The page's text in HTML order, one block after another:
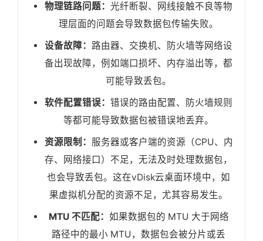
物理链路问题： 光纤断裂、网线接触不良等物
理层面的问题会导致数据包传输失败。
设备故障： 路由器、交换机、防火墙等网络设
备出现故障，例如端口损坏、内存溢出等，都
可能导致丢包。
软件配置错误： 错误的路由配置、防火墙规则
等都可能导致数据包被错误地丢弃。
资源限制： 服务器或客户端的资源（CPU、内
存、网络接口）不足，无法及时处理数据包，
也会导致丢包。这在vDisk云桌面环境中，如
果虚拟机分配的资源不足，尤其容易发生。
MTU 不匹配： 如果数据包的 MTU 大于网络
路径中的最小 MTU，数据包会被分片或丢